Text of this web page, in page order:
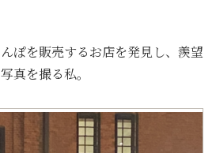
ぽを販売するお店を発見し、羨望
真を撮る私。